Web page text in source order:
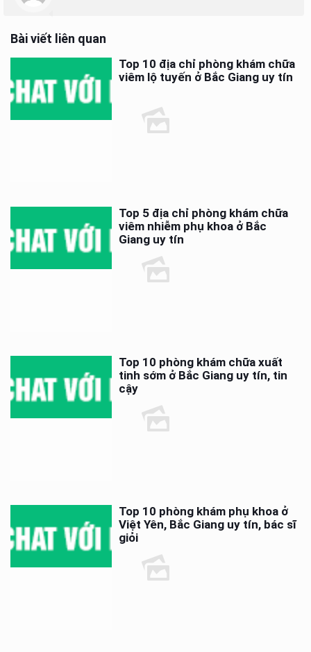
Bài viết liên quan
Top 10 địa chỉ phòng khám chữa
viêm lộ tuyến ở Bắc Giang uy tín
Top 5 địa chỉ phòng khám chữa
viêm nhiễm phụ khoa ở Bắc
Giang uy tín
Top 10 phòng khám chữa xuất
tinh sớm ở Bắc Giang uy tín, tin
cậy
Top 10 phòng khám phụ khoa ở
Việt Yên, Bắc Giang uy tín, bác sĩ
giỏi